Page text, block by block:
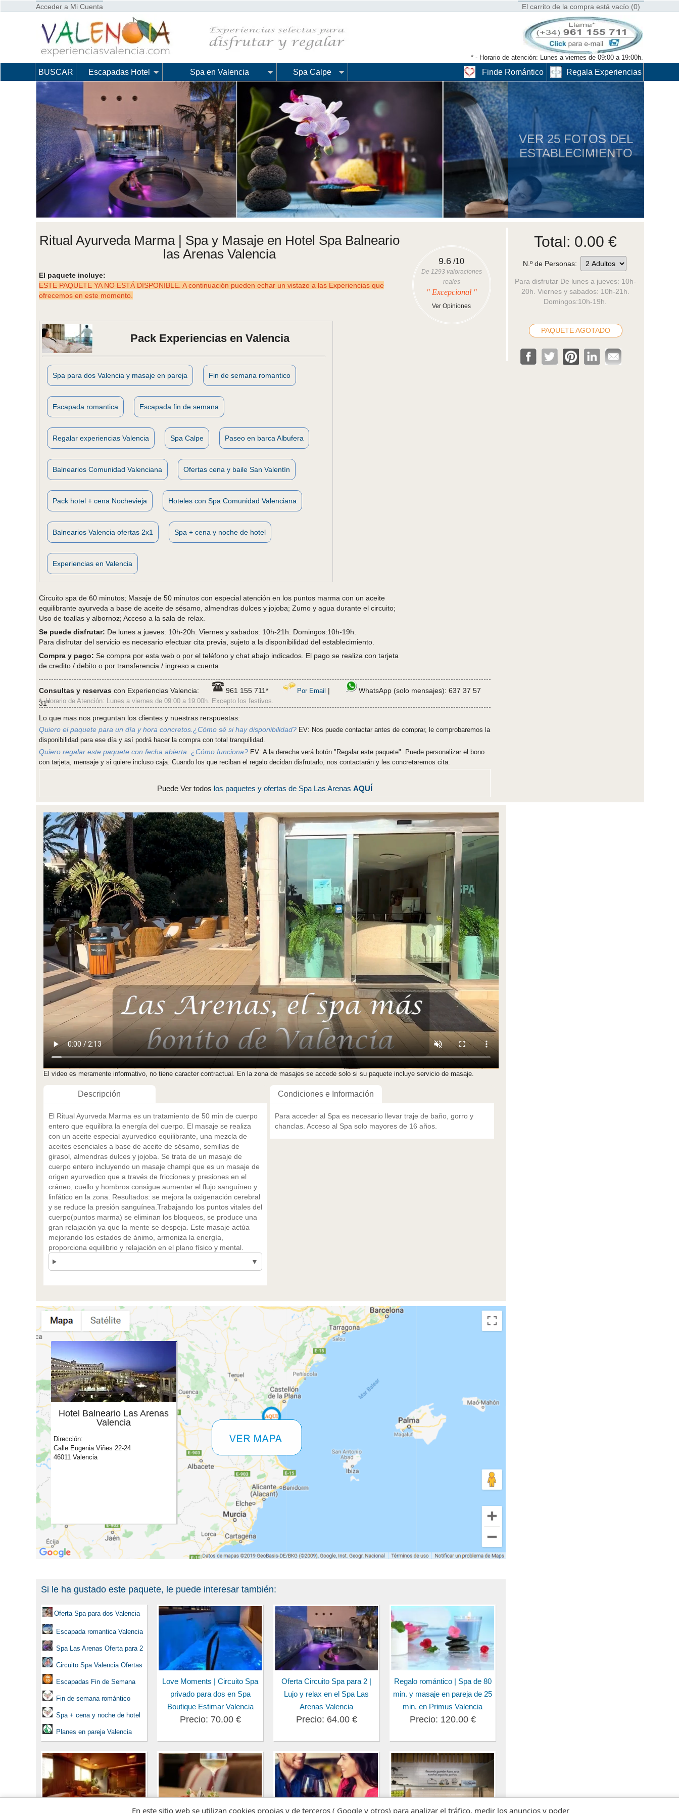
Acceder a Mi Cuenta El carrito de la compra está vacío (0)
* - Horario de atención: Lunes a viernes de 09:00 a 19:00h.
BUSCAR Escapadas Hotel Spa en Valencia Spa Calpe Regala Experiencias
Finde Romántico
VER 25 FOTOS DEL
ESTABLECIMIENTO
Ritual Ayurveda Marma | Spa y Masaje en Hotel Spa Balneario
las Arenas Valencia
El paquete incluye:
ESTE PAQUETE YA NO ESTÁ DISPONIBLE. A continuación pueden echar un vistazo a las Experiencias que
ofrecemos en este momento.
Pack Experiencias en Valencia
Spa para dos Valencia y masaje en pareja Fin de semana romantico
Escapada romantica Escapada fin de semana
Regalar experiencias Valencia Spa Calpe Paseo en barca Albufera
Balnearios Comunidad Valenciana Ofertas cena y baile San Valentín
Pack hotel + cena Nochevieja Hoteles con Spa Comunidad Valenciana
Balnearios Valencia ofertas 2x1 Spa + cena y noche de hotel
Experiencias en Valencia
Circuito spa de 60 minutos; Masaje de 50 minutos con especial atención en los puntos marma con un aceite
equilibrante ayurveda a base de aceite de sésamo, almendras dulces y jojoba; Zumo y agua durante el circuito;
Uso de toallas y albornoz; Acceso a la sala de relax.
Se puede disfrutar: De lunes a jueves: 10h-20h. Viernes y sabados: 10h-21h. Domingos:10h-19h.
Para disfrutar del servicio es necesario efectuar cita previa, sujeto a la disponibilidad del establecimiento.
Compra y pago: Se compra por esta web o por el teléfono y chat abajo indicados. El pago se realiza con tarjeta
de credito / debito o por transferencia / ingreso a cuenta.
Total: 0.00 €
N.º de Personas:
Para disfrutar De lunes a jueves: 10h-
20h. Viernes y sabados: 10h-21h.
Domingos:10h-19h.
PAQUETE AGOTADO
9.6 /10
De 1293valoraciones
reales
" Excepcional "
Ver Opiniones
Consultas y reservas con Experiencias Valencia: 961 155 711* Por Email |
WhatsApp (solo mensajes): 637 37 57
31*
*- Horario de Atención: Lunes a viernes de 09:00 a 19:00h. Excepto los festivos.
Lo que mas nos preguntan los clientes y nuestras rerspuestas:
Quiero el paquete para un día y hora concretos.¿Cómo sé si hay disponibilidad? EV: Nos puede contactar antes de comprar, le comprobaremos la
disponibilidad para ese día y así podrá hacer la compra con total tranquilidad.
Quiero regalar este paquete con fecha abierta. ¿Cómo funciona? EV: A la derecha verá botón "Regalar este paquete". Puede personalizar el bono
con tarjeta, mensaje y si quiere incluso caja. Cuando los que reciban el regalo decidan disfrutarlo, nos contactarán y les concretaremos cita.
Puede Ver todos los paquetes y ofertas de Spa Las Arenas AQUÍ
El video es meramente informativo, no tiene caracter contractual. En la zona de masajes se accede solo si su paquete incluye servicio de masaje.
Descripción Condiciones e Información
El Ritual Ayurveda Marma es un tratamiento de 50 min de cuerpo
entero que equilibra la energía del cuerpo. El masaje se realiza
con un aceite especial ayurvedico equilibrante, una mezcla de
aceites esenciales a base de aceite de sésamo, semillas de
girasol, almendras dulces y jojoba. Se trata de un masaje de
cuerpo entero incluyendo un masaje champi que es un masaje de
origen ayurvedico que a través de fricciones y presiones en el
cráneo, cuello y hombros consigue aumentar el flujo sanguíneo y
linfático en la zona. Resultados: se mejora la oxigenación cerebral
y se reduce la presión sanguínea.Trabajando los puntos vitales del
cuerpo(puntos marma) se eliminan los bloqueos, se produce una
gran relajación ya que la mente se despeja. Este masaje actúa
mejorando los estados de ánimo, armoniza la energía,
proporciona equilibrio y relajación en el plano físico y mental.
Para acceder al Spa es necesario llevar traje de baño, gorro y
chanclas. Acceso al Spa solo mayores de 16 años.
Hotel Balneario Las Arenas
Valencia
Dirección:
Calle Eugenia Viñes 22-24
46011 Valencia
Si le ha gustado este paquete, le puede interesar también:
Oferta Spa para dos Valencia
Escapada romantica Valencia
Spa Las Arenas Oferta para 2
Circuito Spa Valencia Ofertas
Escapadas Fin de Semana
Fin de semana romántico
Spa + cena y noche de hotel
Planes en pareja Valencia
Love Moments | Circuito Spa
privado para dos en Spa
Boutique Estimar Valencia
Precio: 70.00 €
Oferta Circuito Spa para 2 |
Lujo y relax en el Spa Las
Arenas Valencia
Precio: 64.00 €
Regalo romántico | Spa de 80
min. y masaje en pareja de 25
min. en Primus Valencia
Precio: 120.00 €
En este sitio web se utilizan cookies propias y de terceros ( Google y otros) para analizar el tráfico, medir los anuncios y poder